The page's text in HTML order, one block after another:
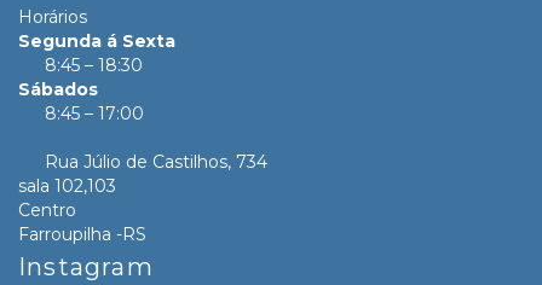
Horários
Segunda á Sexta
8:45 – 18:30
Sábados
8:45 – 17:00
Rua Júlio de Castilhos, 734
sala 102,103
Centro
Farroupilha -RS
Instagram